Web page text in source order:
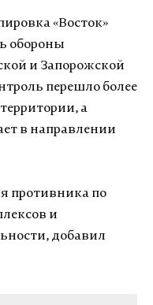
«Восток»
обороны
и Запорожской
перешло более
а
в направлении
противника по
и
добавил